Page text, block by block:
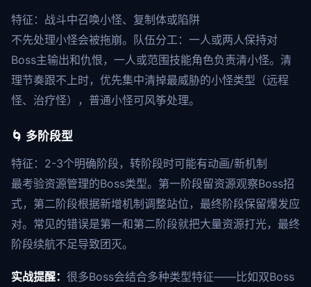
特征：战斗中召唤小怪、复制体或陷阱
不先处理小怪会被拖崩。队伍分工：一人或两人保持对
Boss主输出和仇恨，一人或范围技能角色负责清小怪。清
理节奏跟不上时，优先集中清掉最威胁的小怪类型（远程
怪、治疗怪），普通小怪可风筝处理。
🌀 多阶段型
特征：2-3个明确阶段，转阶段时可能有动画/新机制
最考验资源管理的Boss类型。第一阶段留资源观察Boss招
式，第二阶段根据新增机制调整站位，最终阶段保留爆发应
对。常见的错误是第一和第二阶段就把大量资源打光，最终
阶段续航不足导致团灭。
实战提醒： 很多Boss会结合多种类型特征——比如双Boss